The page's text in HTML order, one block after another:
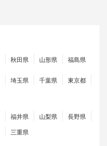
秋田県 山形県 福島県
埼玉県 千葉県
東京都
福井県 山梨県
長野県
三重県